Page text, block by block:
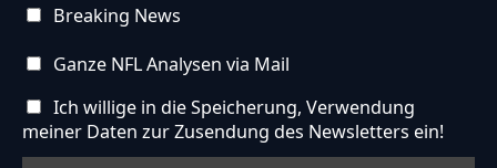
defined"},"subelements":
versierter
Breaking News
Ganze NFL Analysen via Mail
Ich willige in die Speicherung, Verwendung
meiner Daten zur Zusendung des Newsletters ein!